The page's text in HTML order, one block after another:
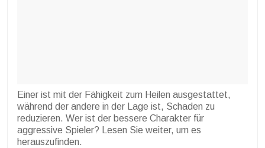
Einer ist mit der Fähigkeit zum Heilen ausgestattet,
während der andere in der Lage ist, Schaden zu
reduzieren. Wer ist der bessere Charakter für
aggressive Spieler? Lesen Sie weiter, um es
herauszufinden.